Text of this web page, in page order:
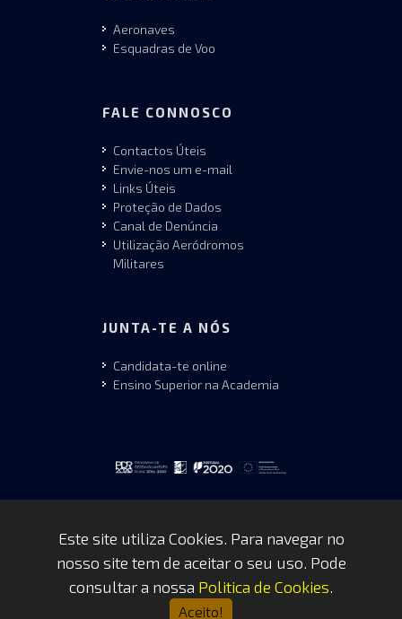
Aeronaves
Esquadras de Voo
FALE CONNOSCO
Contactos Úteis
Envie-nos um e-mail
Links Úteis
Proteção de Dados
Canal de Denúncia
Utilização Aeródromos
Militares
JUNTA-TE A NÓS
Candidata-te online
Ensino Superior na Academia
Copyrights © 2026 by FAP - DCSI -
WEBTEAM
Este site utiliza Cookies. Para navegar no
nosso site tem de aceitar o seu uso. Pode
consultar a nossa Politica de Cookies.
Aceito!